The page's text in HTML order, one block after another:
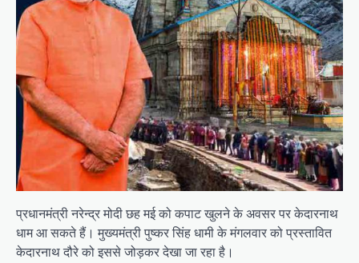
प्रधानमंत्री नरेन्द्र मोदी छह मई को कपाट खुलने के अवसर पर केदारनाथ
धाम आ सकते हैं। मुख्यमंत्री पुष्कर सिंह धामी के मंगलवार को प्रस्तावित
केदारनाथ दौरे को इससे जोड़कर देखा जा रहा है।